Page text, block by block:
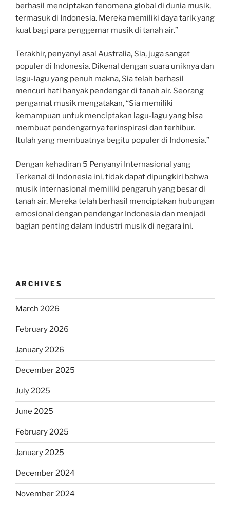
berhasil menciptakan fenomena global di dunia musik,
termasuk di Indonesia. Mereka memiliki daya tarik yang
kuat bagi para penggemar musik di tanah air.”
Terakhir, penyanyi asal Australia, Sia, juga sangat
populer di Indonesia. Dikenal dengan suara uniknya dan
lagu-lagu yang penuh makna, Sia telah berhasil
mencuri hati banyak pendengar di tanah air. Seorang
pengamat musik mengatakan, “Sia memiliki
kemampuan untuk menciptakan lagu-lagu yang bisa
membuat pendengarnya terinspirasi dan terhibur.
Itulah yang membuatnya begitu populer di Indonesia.”
Dengan kehadiran 5 Penyanyi Internasional yang
Terkenal di Indonesia ini, tidak dapat dipungkiri bahwa
musik internasional memiliki pengaruh yang besar di
tanah air. Mereka telah berhasil menciptakan hubungan
emosional dengan pendengar Indonesia dan menjadi
bagian penting dalam industri musik di negara ini.
ARCHIVES
March 2026
February 2026
January 2026
December 2025
July 2025
June 2025
February 2025
January 2025
December 2024
November 2024